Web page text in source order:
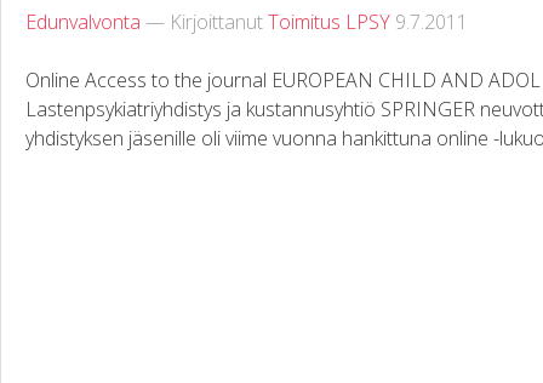
Edunvalvonta — KirjoittanutToimitus LPSY 9.7.2011
Online Access to the journal EUROPEAN CHILD AND
Lastenpsykiatriyhdistys ja kustannusyhtiö SPRINGER
yhdistyksen jäsenille oli viime vuonna hankittuna online -